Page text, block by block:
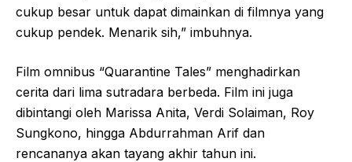
cukup besar untuk dapat dimainkan di filmnya yang
cukup pendek. Menarik sih,” imbuhnya.
Film omnibus “Quarantine Tales” menghadirkan
cerita dari lima sutradara berbeda. Film ini juga
dibintangi oleh Marissa Anita, Verdi Solaiman, Roy
Sungkono, hingga Abdurrahman Arif dan
rencananya akan tayang akhir tahun ini.